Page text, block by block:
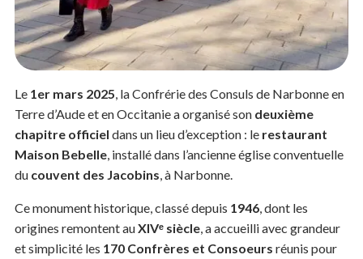
Le 1er mars 2025 , la Confrérie des Consuls de Narbonne en
Terre d’Aude et en Occitanie a organisé son deuxième
chapitre officiel dans un lieu d’exception : le restaurant
Maison Bebelle, installé dans l’ancienne église conventuelle
du couvent des Jacobins , à Narbonne.
Ce monument historique, classé depuis 1946, dont les
origines remontent auXIVᵉsiècle, a accueilli avec grandeur
et simplicité les 170 Confrères et Consoeurs réunis pour